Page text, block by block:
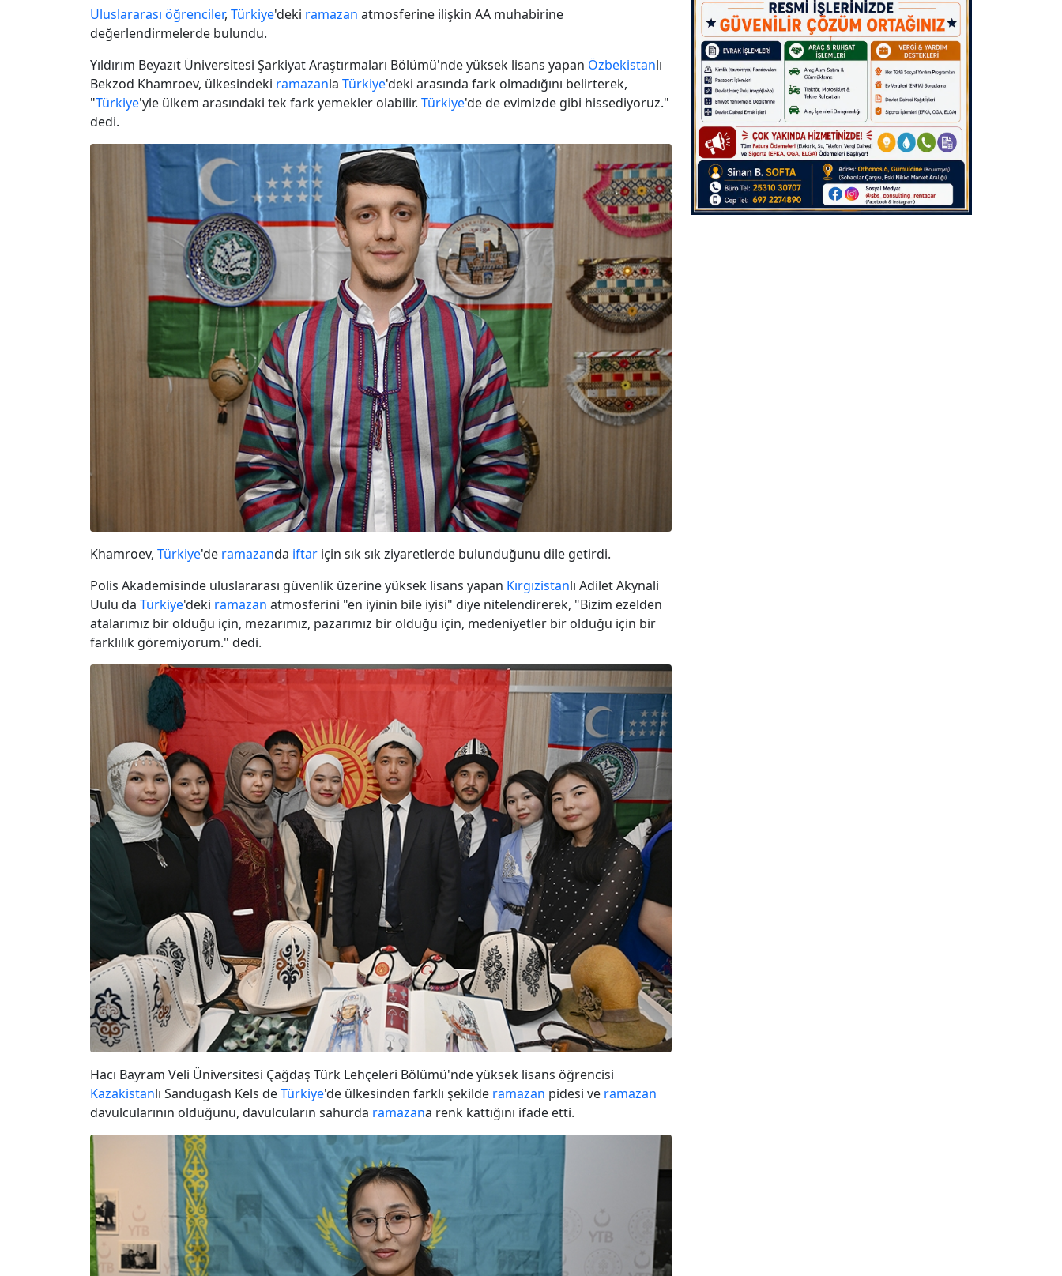
Uluslararası öğrenciler, Türkiye'deki ramazan atmosferine ilişkin AA muhabirine
değerlendirmelerde bulundu.
Yıldırım Beyazıt Üniversitesi Şarkiyat Araştırmaları Bölümü'nde yüksek lisans yapan Özbekistanlı
Bekzod Khamroev, ülkesindeki ramazanla Türkiye'deki arasında fark olmadığını belirterek,
"Türkiye'yle ülkem arasındaki tek fark yemekler olabilir. Türkiye'de de evimizde gibi hissediyoruz."
dedi.
Khamroev, Türkiye'de ramazanda iftar için sık sık ziyaretlerde bulunduğunu dile getirdi.
Polis Akademisinde uluslararası güvenlik üzerine yüksek lisans yapan Kırgızistanlı Adilet Akynali
Uulu da Türkiye'deki ramazan atmosferini "en iyinin bile iyisi" diye nitelendirerek, "Bizim ezelden
atalarımız bir olduğu için, mezarımız, pazarımız bir olduğu için, medeniyetler bir olduğu için bir
farklılık göremiyorum." dedi.
Hacı Bayram Veli Üniversitesi Çağdaş Türk Lehçeleri Bölümü'nde yüksek lisans öğrencisi
Kazakistanlı Sandugash Kels deTürkiye'de ülkesinden farklı şekilde ramazan pidesi ve ramazan
davulcularının olduğunu, davulcuların sahurda ramazana renk kattığını ifade etti.